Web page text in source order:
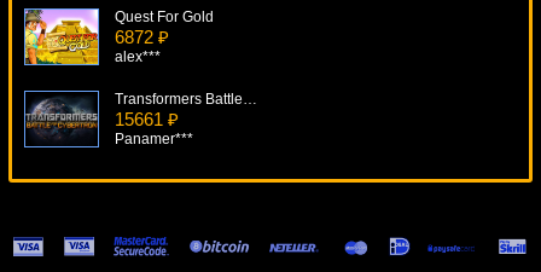
Quest For Gold
6872 ₽
alex***
Transformers Battle For Cybertron
15661 ₽
Panamer***
Jin Qian Wa